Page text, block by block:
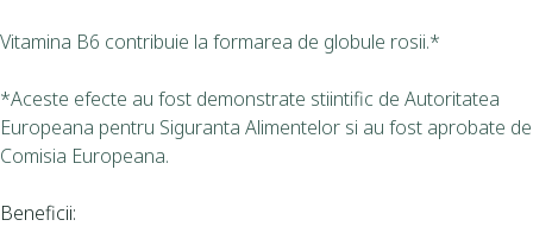
Vitamina B6 contribuie la formarea de globule rosii.*
*Aceste efecte au fost demonstrate stiintific de Autoritatea
Europeana pentru Siguranta Alimentelor si au fost aprobate de
Comisia Europeana.
Beneficii: